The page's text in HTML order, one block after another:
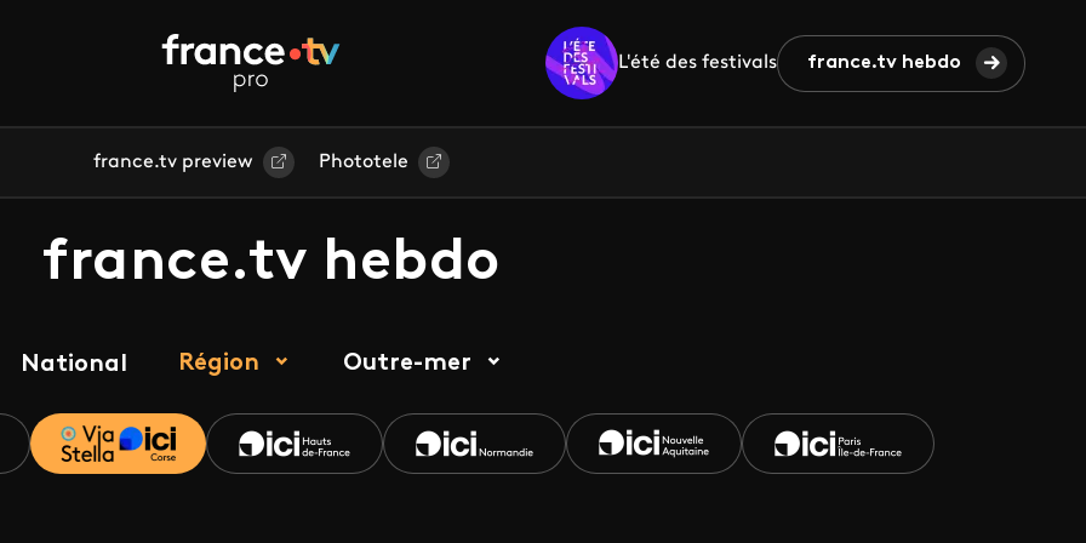
L'été des festivals france.tv hebdo
france.tv preview Phototele
france.tv hebdo
National Région Outre-mer